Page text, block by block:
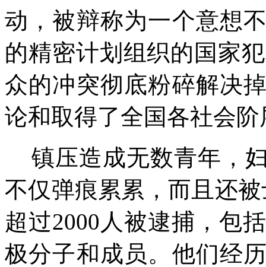
动，被辩称为一个意想
的精密计划组织的国家
众的冲突彻底粉碎解决
论和取得了全国各社会
镇压造成无数青年，
不仅弹痕累累，而且还
超过2000 人被逮捕，包
极分子和成员。他们经